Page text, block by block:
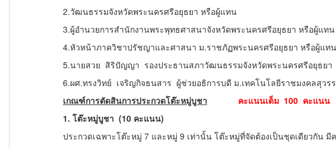
2.วัฒนธรรมจังหวัดพระนครศรีอยุธยา หรือผู้แทน
3.ผู้อำนวยการสำนักงานพระพุทธศาสนาจังหวัดพระนครศรีอยุธยา หรือผู้แทน
4.หัวหน้าภาควิชาปรัชญาและศาสนา ม.ราชภัฏพระนครศรีอยุธยา หรือผู้แทน
5.นายสวย สิริปัญญา รองประธานสภาวัฒนธรรมจังหวัดพระนครศรีอยุธยา
6.ผศ.ทรงวิทย์ เจริญกิจธนสาร ผู้ช่วยอธิการบดี ม.เทคโนโลยีราชมงคลสุวร
เกณฑ์การตัดสินการประกวดโต๊ะหมู่บูชา
คะแนนเต็ม 100 คะแนน
1. โต๊ะหมู่บูชา (10 คะแนน)
ประกวดเฉพาะโต๊ะหมู่ 7 และหมู่ 9 เท่านั้น โต๊ะหมู่ที่จัดต้องเป็นชุดเดียวกัน